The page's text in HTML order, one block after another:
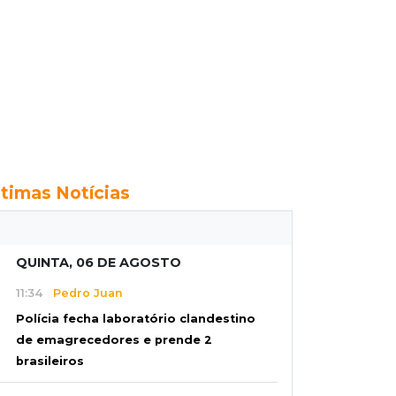
Notícias
QUINTA, 06 DE AGOSTO
11:34 Pedro Juan
Polícia fecha laboratório clandestino
de emagrecedores e prende 2
brasileiros